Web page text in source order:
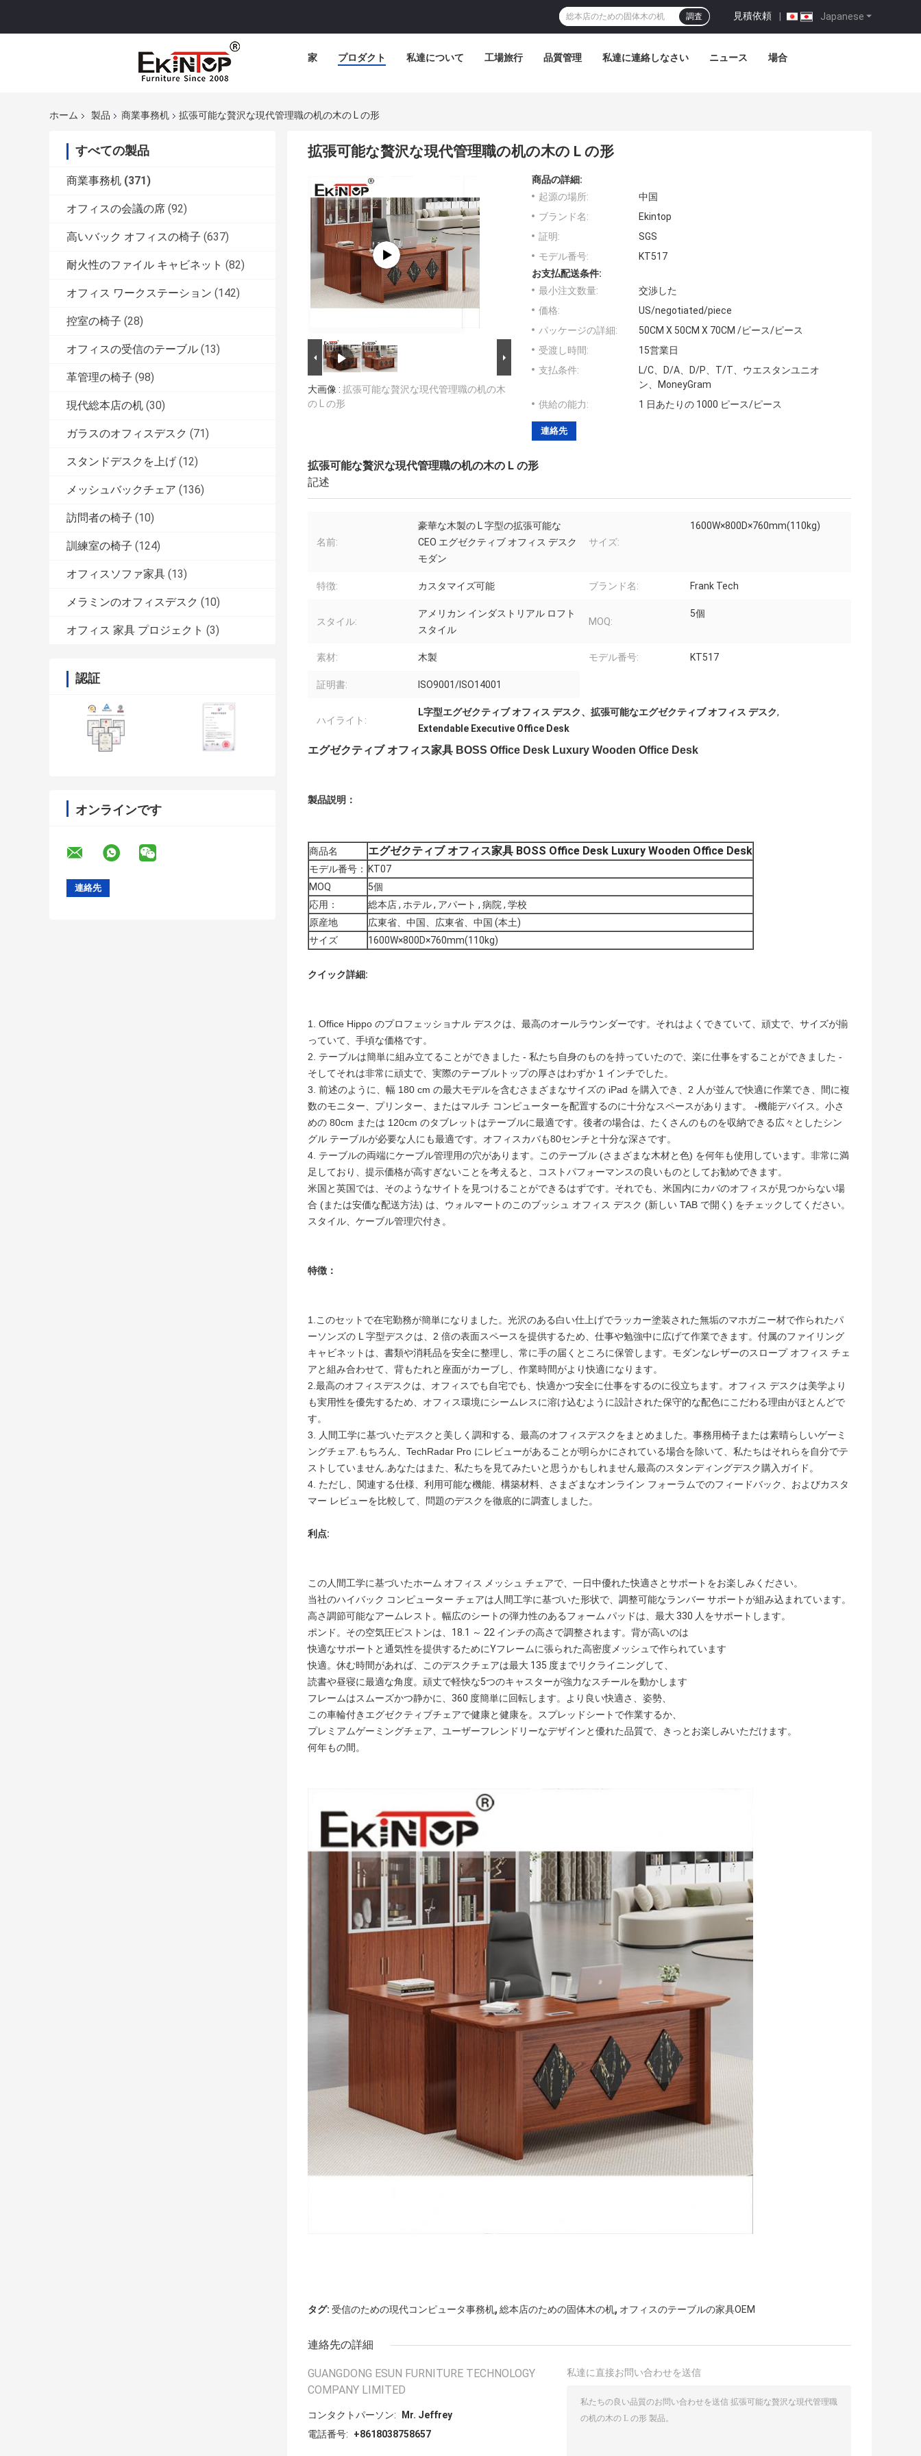
Japanese
見積依頼 |
調査
家 プロダクト 私達について 工場旅行 品質管理 私達に連絡しなさい ニュース 場合
ホーム 製品 商業事務机 拡張可能な贅沢な現代管理職の机の木の L の形
すべての製品
商業事務机 (371)
オフィスの会議の席 (92)
高いバック オフィスの椅子 (637)
耐火性のファイル キャビネット (82)
オフィス ワークステーション (142)
控室の椅子 (28)
オフィスの受信のテーブル (13)
革管理の椅子 (98)
現代総本店の机 (30)
ガラスのオフィスデスク (71)
スタンドデスクを上げ (12)
メッシュバックチェア (136)
訪問者の椅子 (10)
訓練室の椅子 (124)
オフィスソファ家具 (13)
メラミンのオフィスデスク (10)
オフィス 家具 プロジェクト (3)
認証
オンラインです
拡張可能な贅沢な現代管理職の机の木の L の形
大画像 : 拡張可能な贅沢な現代管理職の机の木
の L の形
商品の詳細:
起源の場所:
中国
ブランド名:
Ekintop
証明:
SGS
モデル番号:
KT517
お支払配送条件:
最小注文数量:
交渉した
価格:
US/negotiated/piece
パッケージの詳細:
50CM X 50CM X 70CM /ピース/ピース
受渡し時間:
15営業日
支払条件:
L/C、D/A、D/P、T/T、ウエスタンユニオ
ン、MoneyGram
供給の能力:
1 日あたりの 1000 ピース/ピース
連絡先
拡張可能な贅沢な現代管理職の机の木の L の形
記述
名前:
豪華な木製の L 字型の拡張可能な
CEO エグゼクティブ オフィス デスク
モダン
サイズ:
1600W×800D×760mm(110kg)
特徴: カスタマイズ可能 ブランド名: Frank Tech
スタイル:
アメリカン インダストリアル ロフト
スタイル
MOQ:
5個
素材: 木製 モデル番号: KT517
証明書: ISO9001/ISO14001
ハイライト:
L字型エグゼクティブ オフィス デスク、拡張可能なエグゼクティブ オフィス デスク,
Extendable Executive Office Desk
エグゼクティブ オフィス家具 BOSS Office Desk Luxury Wooden Office Desk
製品説明：
商品名 エグゼクティブ オフィス家具 BOSS Office Desk Luxury Wooden Office Desk
モデル番号：
KT07
MOQ
5個
応用：
総本店 , ホテル , アパート , 病院 , 学校
原産地
広東省、中国、広東省、中国 (本土)
サイズ
1600W×800D×760mm(110kg)
クイック詳細:
1. Office Hippo のプロフェッショナル デスクは、最高のオールラウンダーです。それはよくできていて、頑丈で、サイズが揃
っていて、手頃な価格です。
2. テーブルは簡単に組み立てることができました - 私たち自身のものを持っていたので、楽に仕事をすることができました -
そしてそれは非常に頑丈で、実際のテーブルトップの厚さはわずか 1 インチでした。
3. 前述のように、幅 180 cm の最大モデルを含むさまざまなサイズの iPad を購入でき、2 人が並んで快適に作業でき、間に複
数のモニター、プリンター、またはマルチ コンピューターを配置するのに十分なスペースがあります。 -機能デバイス。小さ
めの 80cm または 120cm のタブレットはテーブルに最適です。後者の場合は、たくさんのものを収納できる広々としたシン
グル テーブルが必要な人にも最適です。オフィスカバも80センチと十分な深さです。
4. テーブルの両端にケーブル管理用の穴があります。このテーブル (さまざまな木材と色) を何年も使用しています。非常に満
足しており、提示価格が高すぎないことを考えると、コストパフォーマンスの良いものとしてお勧めできます。
米国と英国では、そのようなサイトを見つけることができるはずです。それでも、米国内にカバのオフィスが見つからない場
合 (または安価な配送方法) は、ウォルマートのこのブッシュ オフィス デスク (新しい TAB で開く) をチェックしてください。
スタイル、ケーブル管理穴付き。
特徴：
1.このセットで在宅勤務が簡単になりました。光沢のある白い仕上げでラッカー塗装された無垢のマホガニー材で作られたパ
ーソンズの L 字型デスクは、2 倍の表面スペースを提供するため、仕事や勉強中に広げて作業できます。付属のファイリング
キャビネットは、書類や消耗品を安全に整理し、常に手の届くところに保管します。モダンなレザーのスロープ オフィス チェ
アと組み合わせて、背もたれと座面がカーブし、作業時間がより快適になります。
2.最高のオフィスデスクは、オフィスでも自宅でも、快適かつ安全に仕事をするのに役立ちます。オフィス デスクは美学より
も実用性を優先するため、オフィス環境にシームレスに溶け込むように設計された保守的な配色にこだわる理由がほとんどで
す。
3. 人間工学に基づいたデスクと美しく調和する、最高のオフィスデスクをまとめました。 事務用椅子または素晴らしいゲーミ
ングチェア.もちろん、TechRadar Pro にレビューがあることが明らかにされている場合を除いて、私たちはそれらを自分でテ
ストしていません.あなたはまた、私たちを見てみたいと思うかもしれません最高のスタンディングデスク購入ガイド。
4. ただし、関連する仕様、利用可能な機能、構築材料、さまざまなオンライン フォーラムでのフィードバック、およびカスタ
マー レビューを比較して、問題のデスクを徹底的に調査しました。
利点:
この人間工学に基づいたホーム オフィス メッシュ チェアで、一日中優れた快適さとサポートをお楽しみください。
当社のハイバック コンピューター チェアは人間工学に基づいた形状で、調整可能なランバー サポートが組み込まれています。
高さ調節可能なアームレスト。幅広のシートの弾力性のあるフォーム パッドは、最大 330 人をサポートします。
ポンド。その空気圧ピストンは、18.1 ～ 22 インチの高さで調整されます。背が高いのは
快適なサポートと通気性を提供するためにYフレームに張られた高密度メッシュで作られています
快適。休む時間があれば、このデスクチェアは最大 135 度までリクライニングして、
読書や昼寝に最適な角度。頑丈で軽快な5つのキャスターが強力なスチールを動かします
フレームはスムーズかつ静かに、360 度簡単に回転します。より良い快適さ、姿勢、
この車輪付きエグゼクティブチェアで健康と健康を。スプレッドシートで作業するか、
プレミアムゲーミングチェア、ユーザーフレンドリーなデザインと優れた品質で、きっとお楽しみいただけます。
何年もの間。
タグ: 受信のための現代コンピュータ事務机, 総本店のための固体木の机, オフィスのテーブルの家具OEM
連絡先の詳細
GUANGDONG ESUN FURNITURE TECHNOLOGY
COMPANY LIMITED
コンタクトパーソン:
Mr. Jeffrey
電話番号:
+8618038758657
私達に直接お問い合わせを送信